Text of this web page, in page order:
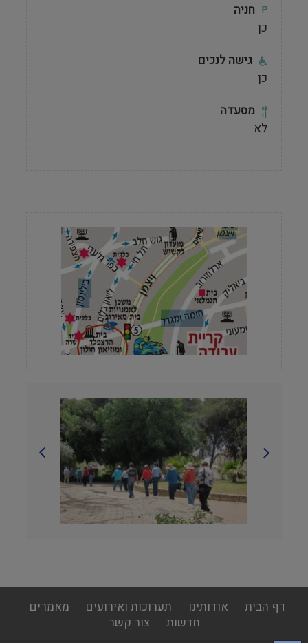
חניה
כן
גישה לנכים
כן
מסעדה
לא
footer
menu
דף הבית אודותינו תערוכות ואירועים
מאמרים
חדשות
צור קשר